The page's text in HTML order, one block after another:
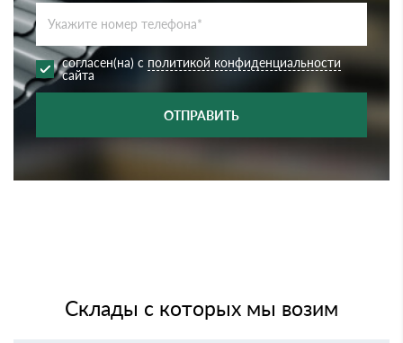
согласен(на) с политикой конфиденциальности
сайта
ОТПРАВИТЬ
Склады с которых мы возим